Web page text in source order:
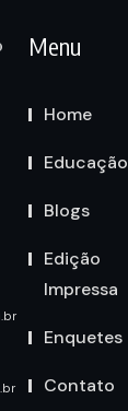
Menu
Home
Educação
Blogs
Edição
Impressa
Enquetes
Contato